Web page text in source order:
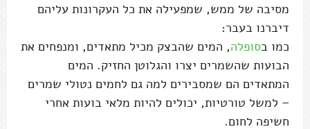
מסיבה של ממש, שמפעילה את כל העקרונות עליהם
דיברנו בעבר:
כמו בסופלה, המים שהבצק מכיל מתאדים, ומנפחים את
הבועות שהשמרים יצרו והגלוטן החזיק. המים
המתאדים הם שמסבירים למה גם לחמים נטולי שמרים
– למשל טורטיות, יכולים להיות מלאי בועות אחרי
חשיפה לחום.